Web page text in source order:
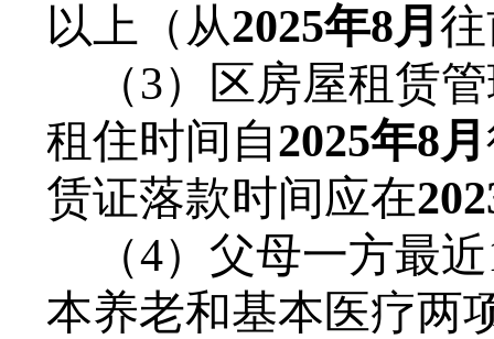
以上（从2025年8月
（3） 区房屋租赁
租住时间自2025年8月
赁证落款时间应在20
（4）父母一方最近
本养老和基本医疗两